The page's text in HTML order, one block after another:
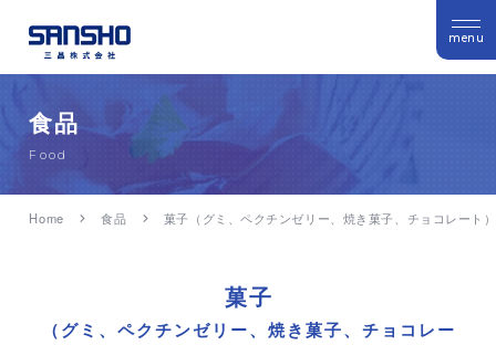
menu
食品
Food
Home 食品 菓子（グミ、ペクチンゼリー、焼き菓子、チョコレート）
菓子
（グミ、ペクチンゼリー、焼き菓子、チョコレー